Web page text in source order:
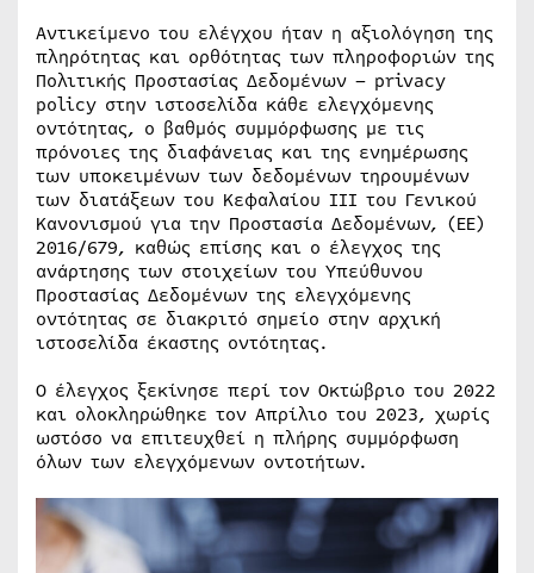
Αντικείμενο του ελέγχου ήταν η αξιολόγηση της
πληρότητας και ορθότητας των πληροφοριών της
Πολιτικής Προστασίας Δεδομένων – privacy
policy στην ιστοσελίδα κάθε ελεγχόμενης
οντότητας, ο βαθμός συμμόρφωσης με τις
πρόνοιες της διαφάνειας και της ενημέρωσης
των υποκειμένων των δεδομένων τηρουμένων
των διατάξεων του Κεφαλαίου III του Γενικού
Κανονισμού για την Προστασία Δεδομένων, (ΕΕ)
2016/679, καθώς επίσης και ο έλεγχος της
ανάρτησης των στοιχείων του Υπεύθυνου
Προστασίας Δεδομένων της ελεγχόμενης
οντότητας σε διακριτό σημείο στην αρχική
ιστοσελίδα έκαστης οντότητας.
Ο έλεγχος ξεκίνησε περί τον Οκτώβριο του 2022
και ολοκληρώθηκε τον Απρίλιο του 2023, χωρίς
ωστόσο να επιτευχθεί η πλήρης συμμόρφωση
όλων των ελεγχόμενων οντοτήτων.